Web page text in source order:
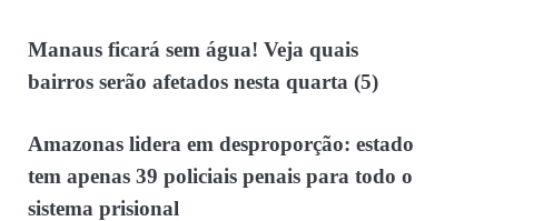
Manaus ficará sem água! Veja quais
bairros serão afetados nesta quarta (5)
Amazonas lidera em desproporção: estado
tem apenas 39 policiais penais para todo o
sistema prisional